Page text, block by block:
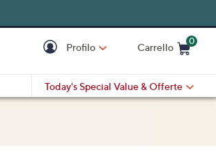
Profilo Carrello
0
Today's Special Value & Offerte